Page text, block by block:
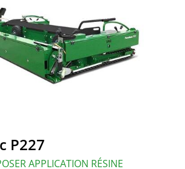
P227
APPLICATION RÉSINE